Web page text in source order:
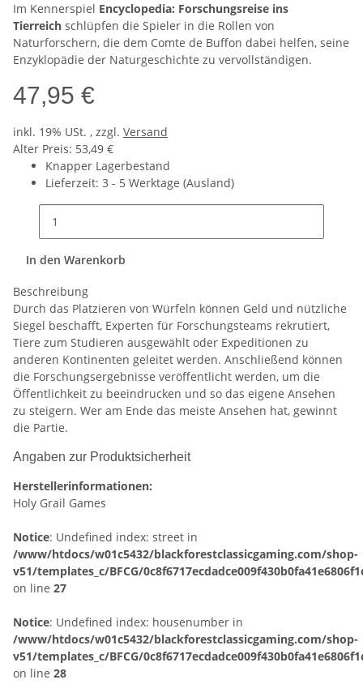
Im Kennerspiel Encyclopedia: Forschungsreise ins
Tierreich schlüpfen die Spieler in die Rollen von
Naturforschern, die dem Comte de Buffon dabei helfen, seine
Enzyklopädie der Naturgeschichte zu vervollständigen.
47,95 €
inkl. 19% USt. , zzgl. Versand
Alter Preis: 53,49 €
Knapper Lagerbestand
Lieferzeit: 3 - 5 Werktage (Ausland)
In den Warenkorb
Beschreibung
Durch das Platzieren von Würfeln können Geld und nützliche
Siegel beschafft, Experten für Forschungsteams rekrutiert,
Tiere zum Studieren ausgewählt oder Expeditionen zu
anderen Kontinenten geleitet werden. Anschließend können
die Forschungsergebnisse veröffentlicht werden, um die
Öffentlichkeit zu beeindrucken und so das eigene Ansehen
zu steigern. Wer am Ende das meiste Ansehen hat, gewinnt
die Partie.
Angaben zur Produktsicherheit
Herstellerinformationen:
Holy Grail Games
Notice: Undefined index: street in
/www/htdocs/w01c5432/blackforestclassicgaming.com/shop-
v51/templates_c/BFCG/
on line 27
Notice: Undefined index: housenumber in
/www/htdocs/w01c5432/blackforestclassicgaming.com/shop-
v51/templates_c/BFCG/
on line 28